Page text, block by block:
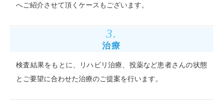
へご紹介させて頂くケースもございます。
3.
治療
検査結果をもとに、リハビリ治療、投薬など患者さんの状態
とご要望に合わせた治療のご提案を行います。